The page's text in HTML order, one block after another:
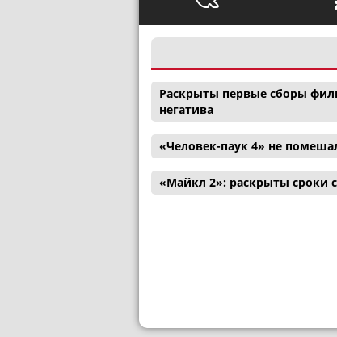
Раскрыты первые сборы
негатива
«Человек-паук 4» не
«Майкл 2»: раскрыты сроки